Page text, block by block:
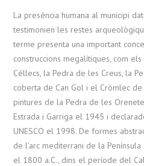
La presència humana al municipi
testimonien les restes
terme presenta una important
construccions megalítiques, com
Céllecs, la Pedra de les Creus, la
coberta de Can Gol i el Cròmlec de
pintures de la Pedra de les
Estrada i Garriga el 1945 i
UNESCO el 1998. De formes
de l’arc mediterrani de la
el 1800 a.C., dins el període del